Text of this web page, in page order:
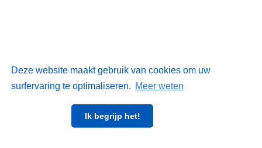
Deze website maakt gebruik van cookies om uw
surfervaring te optimaliseren. Meer weten
Ik begrijp het!